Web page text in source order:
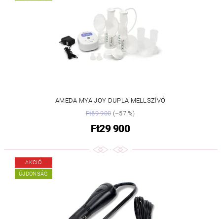
AMEDA MYA JOY DUPLA MELLSZÍVÓ
Ft69 900(–57 %)
Ft29 900
AKCIÓ
ÚJDONSÁG